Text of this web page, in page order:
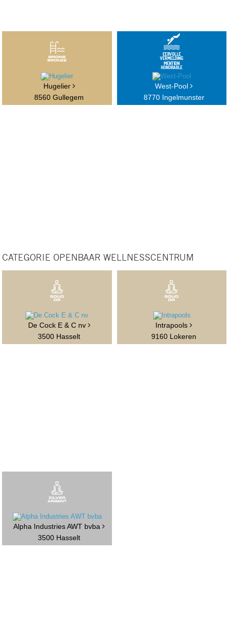
Hugelier
8560 Gullegem
West-Pool
8770 Ingelmunster
CATEGORIE OPENBAAR WELLNESSCENTRUM
De Cock E & C nv
3500 Hasselt
Intrapools
9160 Lokeren
Alpha Industries AWT bvba
3500 Hasselt